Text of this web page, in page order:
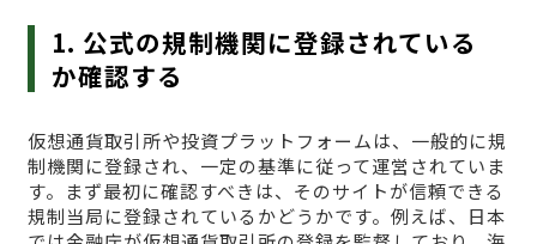
1. 公式の規制機関に登録されている
か確認する
仮想通貨取引所や投資プラットフォームは、一般的に規
制機関に登録され、一定の基準に従って運営されていま
す。まず最初に確認すべきは、そのサイトが信頼できる
規制当局に登録されているかどうかです。例えば、日本